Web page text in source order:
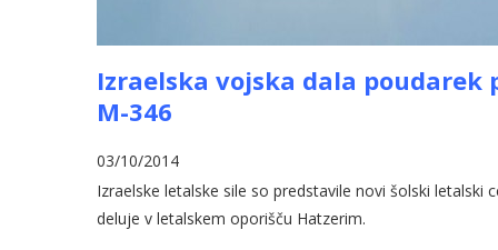
Izraelska vojska dala
M-346
03/10/2014
Izraelske letalske sile so predstavile novi šolski
deluje v letalskem oporišču Hatzerim.